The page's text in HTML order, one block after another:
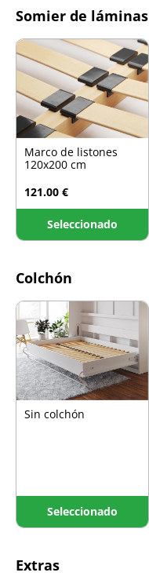
Somier de láminas
Marco de listones
120x200 cm
121.00 €
Seleccionado
Colchón
Sin colchón
Seleccionado
Extras